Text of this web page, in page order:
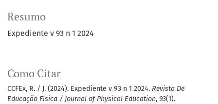
Como Citar
CCFEx, R. / J. (2024). Expediente v 93 n 1 2024. Revista De
Educação Física / Journal of Physical Education, 93(1).
Resumo
Expediente v 93 n 1 2024